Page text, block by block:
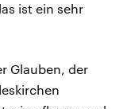
ist ein sehr
Glauben, der